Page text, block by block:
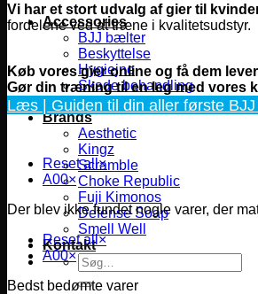
Accessories
BJJ bælter
Beskyttelse
Hygiejne
Skade behandling
Sportstasker
Brands
Aesthetic
Kingz
Scramble
Choke Republic
Fuji Kimonos
Defense Soap
Smell Well
Kontakt
Søg
efter:
Vi har et stort udvalg af gier til
fordelene ved at træne i kvalitetsudstyr.
Køb vores gier online og få dem
Gør din træning til en leg med vores
Læs | Guiden til din aller første
Reset all×
A00×
Der blev ikke fundet nogle varer, der
Reset all×
A00×
Bedst bedømte varer